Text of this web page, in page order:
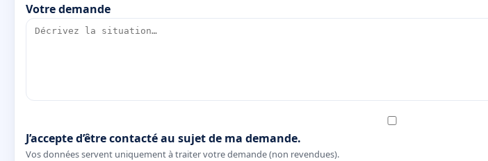
Votre demande
J’accepte d’être contacté au sujet de ma demande.
Vos données servent uniquement à traiter votre demande (non revendues).